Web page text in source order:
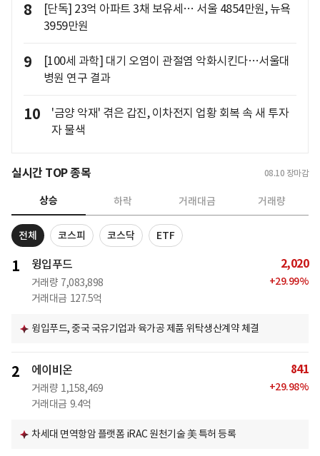
8
[단독] 23억 아파트 3채 보유세… 서울 4854만원, 뉴욕
3959만원
9
[100세 과학] 대기 오염이 관절염 악화시킨다…서울대
병원 연구 결과
10
'금양 악재' 겪은 갑진, 이차전지 업황 회복 속 새 투자
자 물색
실시간 TOP 종목 08.10 장마감
상승 하락 거래대금 거래량
전체 코스피 코스닥 ETF
1 윙입푸드
거래량 7,083,898
거래대금 127.5억
2,020
+29.99%
윙입푸드, 중국 국유기업과 육가공 제품 위탁생산계약 체결
2 에이비온
거래량 1,158,469
거래대금 9.4억
841
+29.98%
차세대 면역항암 플랫폼 iRAC 원천기술 美 특허 등록